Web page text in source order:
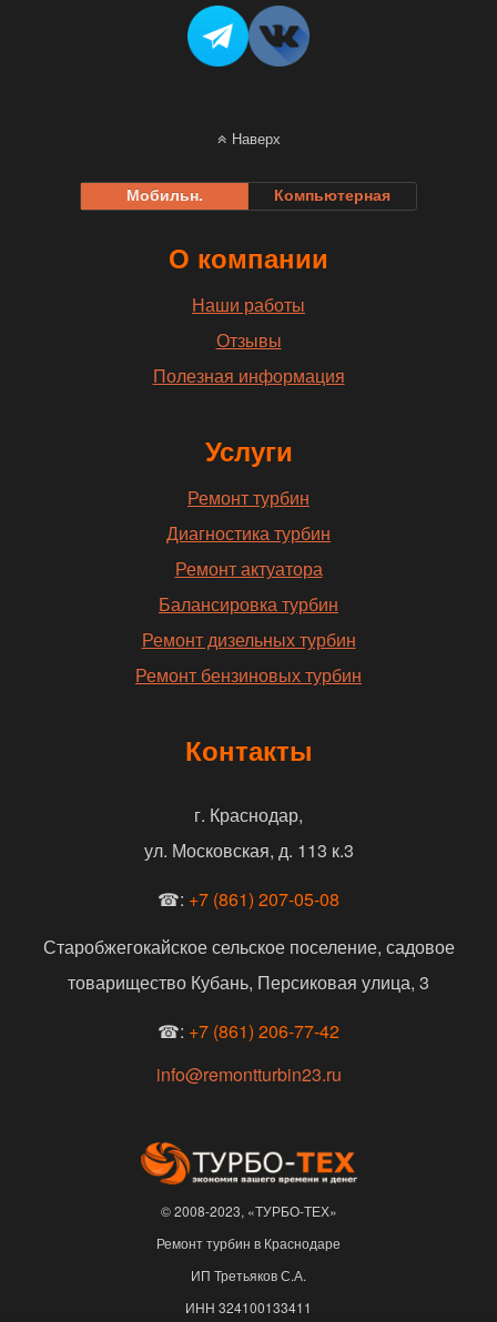
Наверх
Мобильн. Компьютерная
О компании
Наши работы
Отзывы
Полезная информация
Услуги
Ремонт турбин
Диагностика турбин
Ремонт актуатора
Балансировка турбин
Ремонт дизельных турбин
Ремонт бензиновых турбин
Контакты
г. Краснодар,
ул. Московская, д. 113 к.3
☎: +7 (861) 207-05-08
Старобжегокайское сельское поселение, садовое
товарищество Кубань, Персиковая улица, 3
☎: +7 (861) 206-77-42
info@remontturbin23.ru
© 2008-2023, «ТУРБО-ТЕХ»
Ремонт турбин в Краснодаре
ИП Третьяков С.А.
ИНН 324100133411